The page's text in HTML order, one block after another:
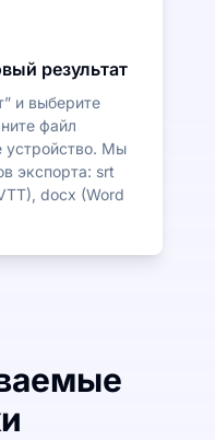
результат
и выберите
файл
устройство. Мы
экспорта: srt
docx (Word